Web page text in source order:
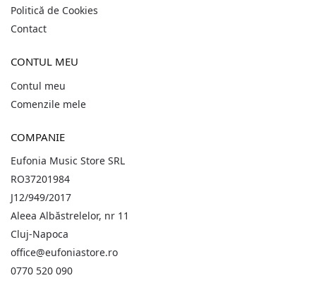
Politică de Cookies
Contact
CONTUL MEU
Contul meu
Comenzile mele
COMPANIE
Eufonia Music Store SRL
RO37201984
J12/949/2017
Aleea Albăstrelelor, nr 11
Cluj-Napoca
office@eufoniastore.ro
0770 520 090